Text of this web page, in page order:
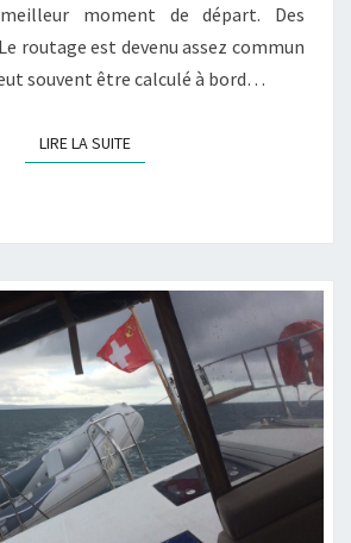
moment de départ. Des
routage est devenu assez commun
souvent être calculé à bord…
LIRE LA SUITELIRE LA SUITE